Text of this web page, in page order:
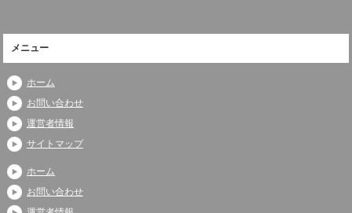
メニュー
ホーム
お問い合わせ
運営者情報
サイトマップ
ホーム
お問い合わせ